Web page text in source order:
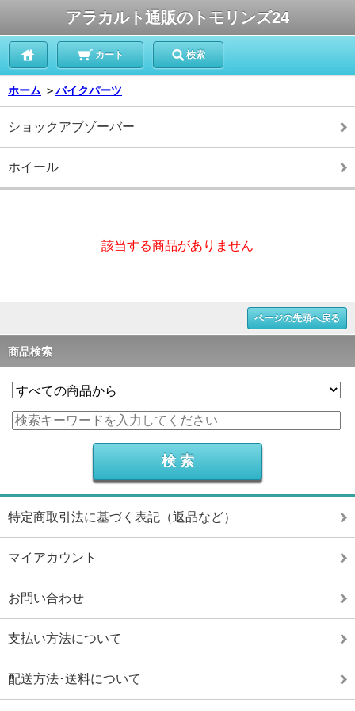
アラカルト通販のトモリンズ24
カート 検索
ホーム ＞バイクパーツ
ショックアブゾーバー
ホイール
該当する商品がありません
ページの先頭へ戻る
商品検索
特定商取引法に基づく表記（返品など）
マイアカウント
お問い合わせ
支払い方法について
配送方法･送料について